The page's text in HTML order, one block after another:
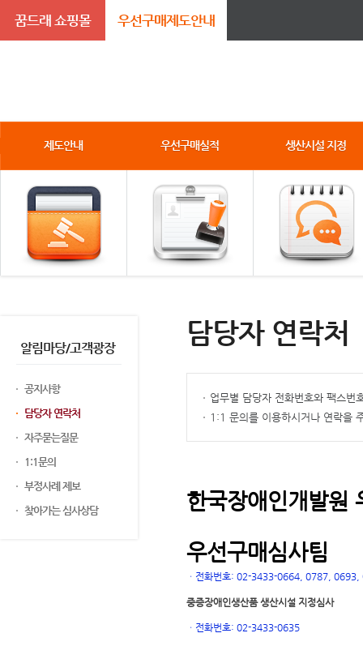
꿈드래 쇼핑몰 우선구매제도안내
제도안내 우선구매실적 생산시설 지정
알림마당/고객광장
공지사항
담당자 연락처
자주묻는질문
1:1문의
부정사례 제보
찾아가는 심사상담
담당자 연락처
업무별 담당자 전화번호와 팩스번
1:1 문의를 이용하시거나 연락을
한국장애인개발원
우선구매심사팀
ㆍ 전화번호: 02-3433-0664, 0787,
중증장애인생산품 생산시설 지정심사
ㆍ 전화번호: 02-3433-0635